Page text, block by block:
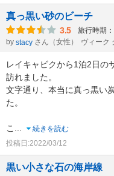
真っ黒い砂のビーチ
3.5 旅行時期
by stacy さん（女性） ヴィーク
レイキャビクから1泊2日の
訪れました。
文字通り、本当に真っ黒い
た。
こ
続きを読む
投稿日:2022/03/12
黒い小さな石の海岸線